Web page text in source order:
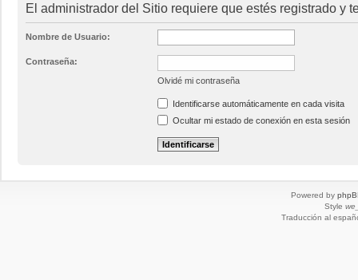
El administrador del Sitio requiere que estés registrado y
Nombre de Usuario:
Contraseña:
Olvidé mi contraseña
Identificarse automáticamente en cada visita
Ocultar mi estado de conexión en esta sesión
Powered by
Style
Traducción al